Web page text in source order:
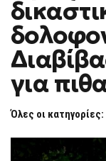
για
Όλες οι κατηγορίες: